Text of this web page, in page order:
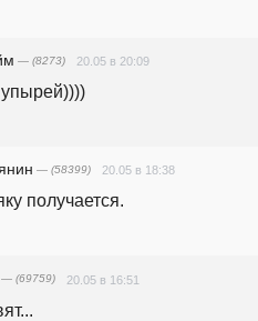
— (8273) 20.05 в 20:09
— (58399) 20.05 в 18:38
получается.
— (69759) 20.05 в 16:51